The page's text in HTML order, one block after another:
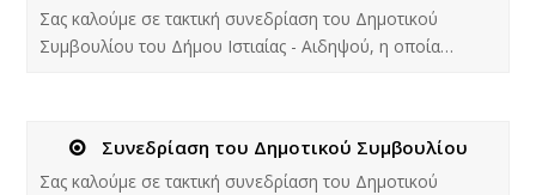
Σας καλούμε σε τακτική συνεδρίαση του Δημοτικού
Συμβουλίου του Δήμου Ιστιαίας - Αιδηψού, η οποία…
Συνεδρίαση του Δημοτικού Συμβουλίου
Σας καλούμε σε τακτική συνεδρίαση του Δημοτικού